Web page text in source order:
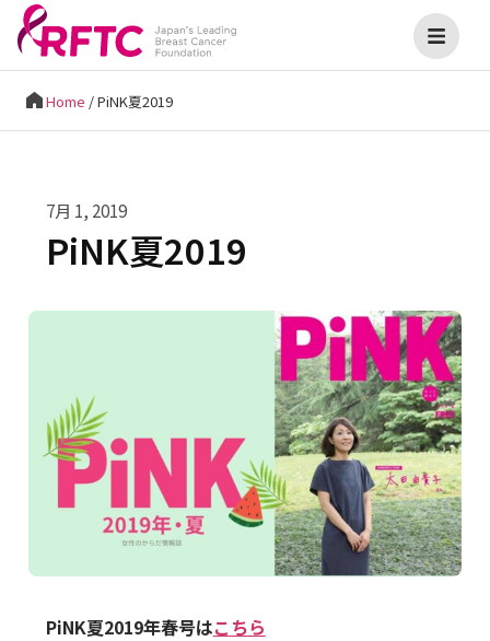
Home /PiNK夏2019
7月 1, 2019
PiNK夏2019
PiNK夏2019年春号はこちら